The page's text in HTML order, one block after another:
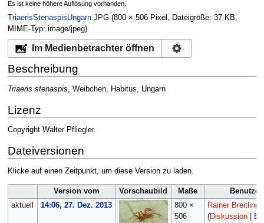
Es ist keine höhere Auflösung vorhanden.
TriaerisStenaspisUngarn.JPG‎ (800 × 506 Pixel, Dateigröße: 37 KB,
MIME-Typ: image/jpeg)
Im Medienbetrachter öffnen
Beschreibung
Triaeris stenaspis , Weibchen, Habitus, Ungarn
Lizenz
Copyright Walter Pfliegler.
Dateiversionen
Klicke auf einen Zeitpunkt, um diese Version zu laden.
Version vom Vorschaubild Maße
Benutzer
aktuell
14:06, 27. Dez. 2013
800 ×
506
Rainer Breitling
(Diskussion|